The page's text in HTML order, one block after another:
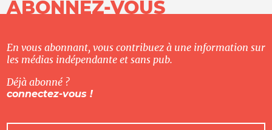
ABONNEZ-VOUS
En vous abonnant, vous contribuez à une information sur
les médias indépendante et sans pub.
Déjà abonné ?
connectez-vous !